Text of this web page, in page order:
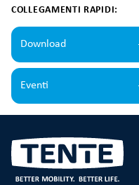
COLLEGAMENTI RAPIDI:
Download
Eventi